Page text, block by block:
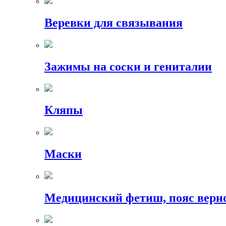
Веревки для связывания
Зажимы на соски и гениталии
Кляпы
Маски
Медицинский фетиш, пояс